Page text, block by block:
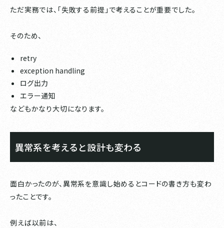
ただ実務では、「失敗する前提」で考えることが重要でした。
そのため、
retry
exception handling
ログ出力
エラー通知
などもかなり大切になります。
異常系を考えると設計も変わる
面白かったのが、異常系を意識し始めるとコードの書き方も変わ
ったことです。
例えば以前は、